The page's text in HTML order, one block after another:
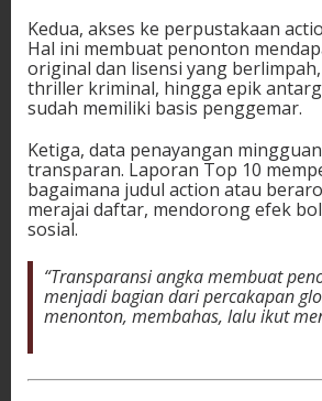
Kedua, akses ke perpustakaan
Hal ini membuat penonton
original dan lisensi yang
thriller kriminal, hingga epik
sudah memiliki basis penggemar.
Ketiga, data penayangan
transparan. Laporan Top 10
bagaimana judul action atau
merajai daftar, mendorong efek
sosial.
“Transparansi angka membuat
menjadi bagian dari percakapan
menonton, membahas, lalu ikut